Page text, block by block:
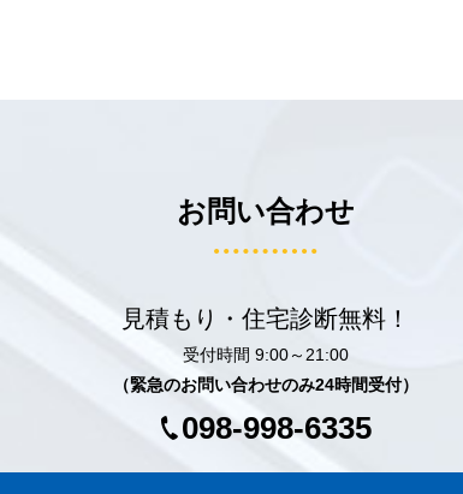
お問い合わせ
見積もり・住宅診断無料！
受付時間 9:00～21:00
（緊急のお問い合わせのみ24時間受付）
098-998-6335